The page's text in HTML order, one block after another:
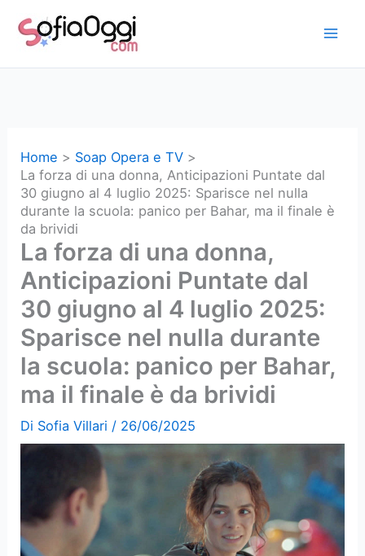
Home
Soap Opera e TV
La forza di una donna, Anticipazioni Puntate dal
30 giugno al 4 luglio 2025: Sparisce nel nulla
durante la scuola: panico per Bahar, ma il finale è
da brividi
La forza di una donna,
Anticipazioni Puntate dal
30 giugno al 4 luglio 2025:
Sparisce nel nulla durante
la scuola: panico per Bahar,
ma il finale è da brividi
Di Sofia Villari / 26/06/2025